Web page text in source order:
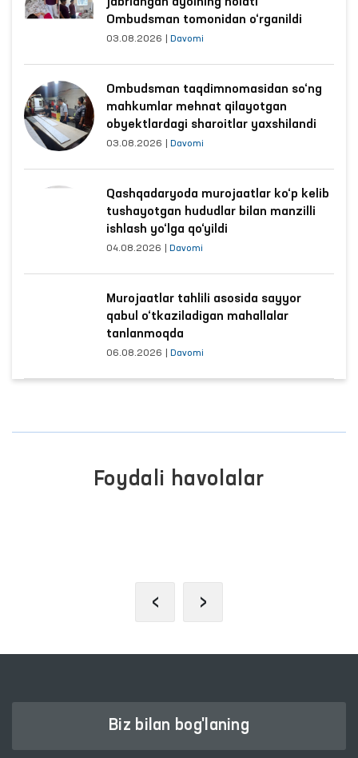
Ombudsman tomonidan o‘rganildi
03.08.2026 Davomi
Ombudsman taqdimnomasidan so‘ng
mahkumlar mehnat qilayotgan
obyektlardagi sharoitlar yaxshilandi
03.08.2026 Davomi
Qashqadaryoda murojaatlar ko‘p kelib
tushayotgan hududlar bilan manzilli
ishlash yo‘lga qo‘yildi
04.08.2026 Davomi
Murojaatlar tahlili asosida sayyor
qabul o‘tkaziladigan mahallalar
tanlanmoqda
06.08.2026 Davomi
Foydali havolalar
‹ ›
Biz bilan bog'laning